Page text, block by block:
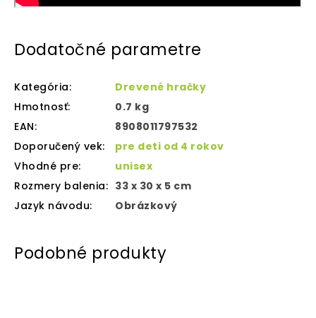
Dodatočné parametre
Kategória:
Drevené hračky
Hmotnosť:
0.7 kg
EAN:
8908011797532
Doporučený vek:
pre deti od 4 rokov
Vhodné pre:
unisex
Rozmery balenia: 33 x 30 x 5 cm
Jazyk návodu: Obrázkový